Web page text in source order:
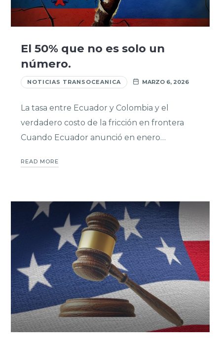
El 50% que no es solo un
número.
NOTICIAS TRANSOCEANICA MARZO 6, 2026
La tasa entre Ecuador y Colombia y el
verdadero costo de la fricción en frontera
Cuando Ecuador anunció en enero…
READ MORE